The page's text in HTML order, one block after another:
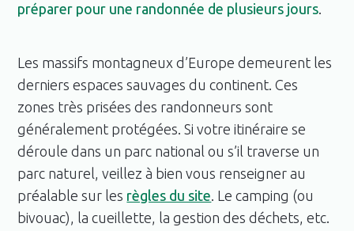
préparer pour une randonnée de plusieurs jours.
Les massifs montagneux d’Europe demeurent les
derniers espaces sauvages du continent. Ces
zones très prisées des randonneurs sont
généralement protégées. Si votre itinéraire se
déroule dans un parc national ou s’il traverse un
parc naturel, veillez à bien vous renseigner au
préalable sur les règles du site. Le camping (ou
bivouac), la cueillette, la gestion des déchets, etc.